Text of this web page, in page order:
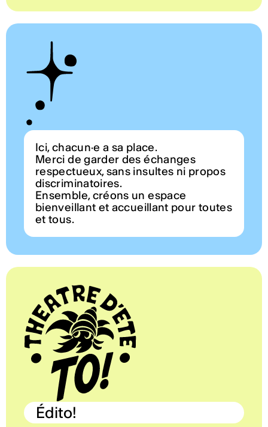
Ici, chacun·e a sa place.
Merci de garder des échanges
respectueux, sans insultes ni propos
discriminatoires.
Ensemble, créons un espace
bienveillant et accueillant pour toutes
et tous.
Édito!